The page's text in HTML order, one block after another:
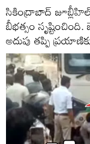
సికింద్రాబాద్
బీభత్సం
అదుపు తప్పి